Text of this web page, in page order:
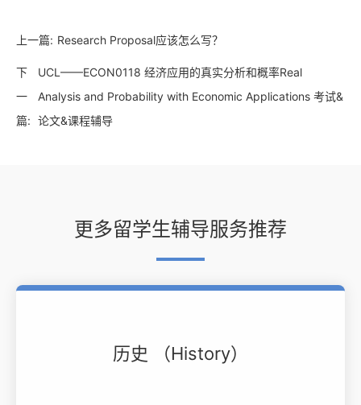
上一篇: Research Proposal应该怎么写？
下
一
篇:
UCL——ECON0118 经济应用的真实分析和概率Real
Analysis and Probability with Economic Applications 考试&
论文&课程辅导
更多留学生辅导服务推荐
历史 （History）